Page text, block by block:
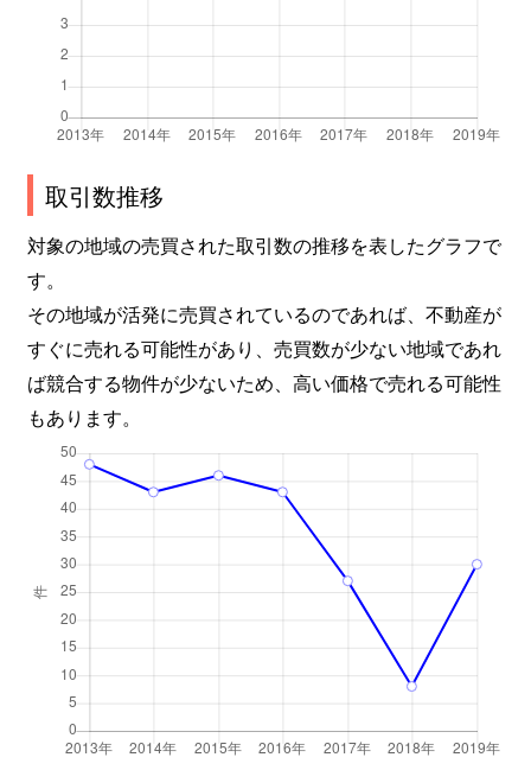
取引数推移
対象の地域の売買された取引数の推移を表したグラフで
す。
その地域が活発に売買されているのであれば、不動産が
すぐに売れる可能性があり、売買数が少ない地域であれ
ば競合する物件が少ないため、高い価格で売れる可能性
もあります。